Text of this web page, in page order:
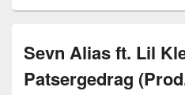
Sevn Alias ft. Lil
Patsergedrag